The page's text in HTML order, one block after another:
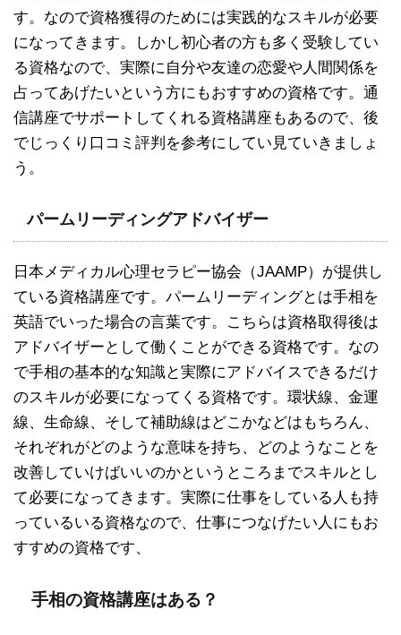
す。なので資格獲得のためには実践的なスキルが必要
になってきます。しかし初心者の方も多く受験してい
る資格なので、実際に自分や友達の恋愛や人間関係を
占ってあげたいという方にもおすすめの資格です。通
信講座でサポートしてくれる資格講座もあるので、後
でじっくり口コミ評判を参考にしてい見ていきましょ
う。
パームリーディングアドバイザー
日本メディカル心理セラピー協会（JAAMP）が提供し
ている資格講座です。パームリーディングとは手相を
英語でいった場合の言葉です。こちらは資格取得後は
アドバイザーとして働くことができる資格です。なの
で手相の基本的な知識と実際にアドバイスできるだけ
のスキルが必要になってくる資格です。環状線、金運
線、生命線、そして補助線はどこかなどはもちろん、
それぞれがどのような意味を持ち、どのようなことを
改善していけばいいのかというところまでスキルとし
て必要になってきます。実際に仕事をしている人も持
っているいる資格なので、仕事につなげたい人にもお
すすめの資格です、
手相の資格講座はある？